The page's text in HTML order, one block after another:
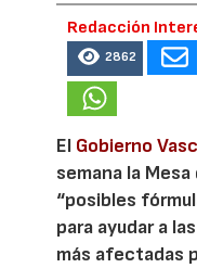
Redacción
2862
El Gobierno
semana la
“posibles
para ayudar a
más afectadas